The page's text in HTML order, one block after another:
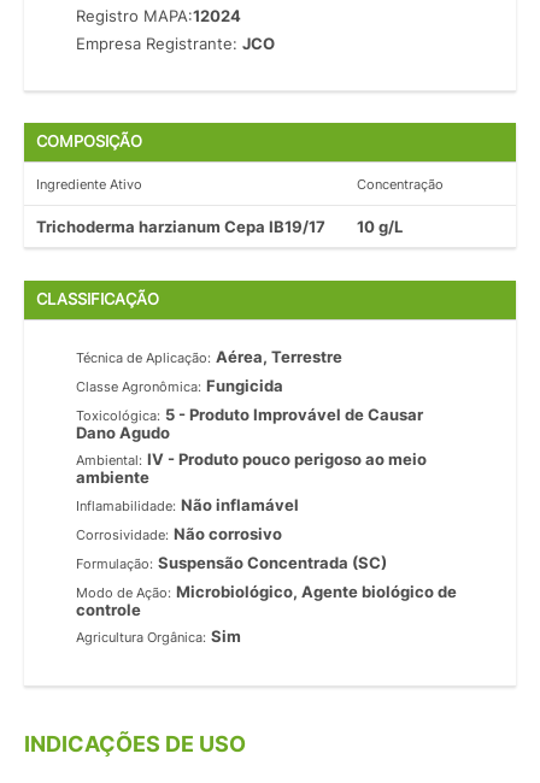
Registro MAPA:12024
Empresa Registrante:JCO
COMPOSIÇÃO
Ingrediente Ativo Concentração
Trichoderma harzianum Cepa IB19/17 10 g/L
CLASSIFICAÇÃO
Técnica de Aplicação: Aérea, Terrestre
Classe Agronômica: Fungicida
Toxicológica: 5 - Produto Improvável de Causar
Dano Agudo
Ambiental: IV - Produto pouco perigoso ao meio
ambiente
Inflamabilidade: Não inflamável
Corrosividade: Não corrosivo
Formulação: Suspensão Concentrada (SC)
Modo de Ação: Microbiológico, Agente biológico de
controle
Agricultura Orgânica: Sim
INDICAÇÕES DE USO